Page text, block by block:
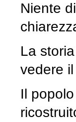
Niente
La
vedere
Il